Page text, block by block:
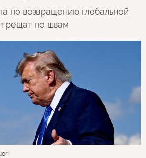
по возвращению глобальной
по швам